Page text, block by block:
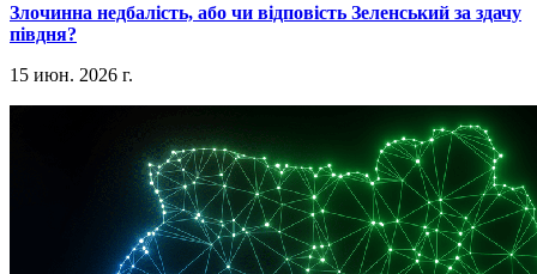
​Злочинна недбалість, або чи відповість Зеленський за здачу
півдня?
15 июн. 2026 г.